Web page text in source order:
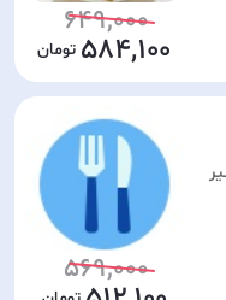
649,000
584,100
569,000